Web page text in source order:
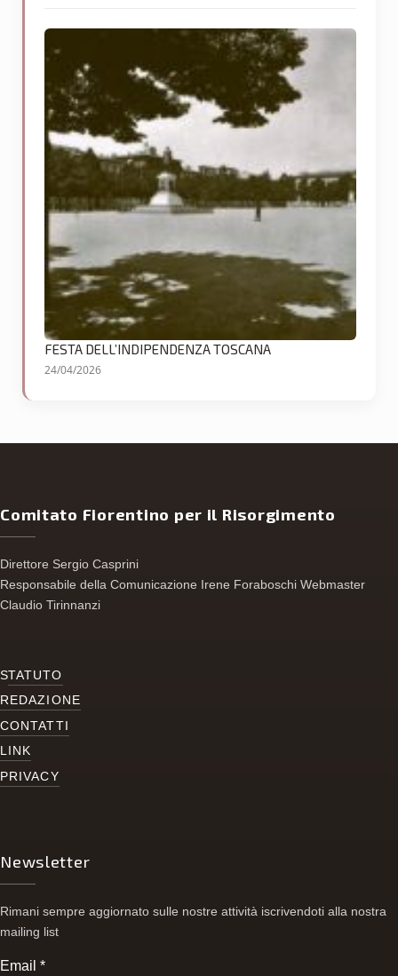
FESTA DELL’INDIPENDENZA TOSCANA
24/04/2026
Comitato Fiorentino per il Risorgimento
Direttore Sergio Casprini
Responsabile della Comunicazione Irene Foraboschi Webmaster
Claudio Tirinnanzi
STATUTO
REDAZIONE
CONTATTI
LINK
PRIVACY
Newsletter
Rimani sempre aggiornato sulle nostre attività iscrivendoti alla nostra
mailing list
Email*